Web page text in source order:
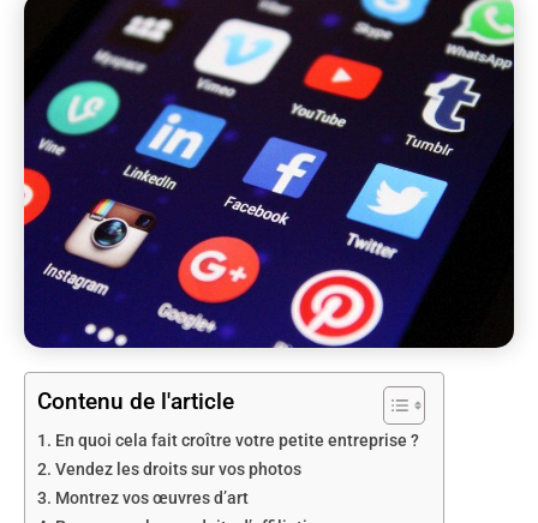
Contenu de l'article
En quoi cela fait croître votre petite entreprise ?
Vendez les droits sur vos photos
Montrez vos œuvres d’art